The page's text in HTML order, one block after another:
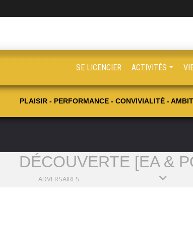
PLAISIR - PERFORMANCE - CONVIVIALITÉ -
DÉCOUVERTE [EA &
ADVERSAIRES
SE LICENCIER ACTIVITÉS